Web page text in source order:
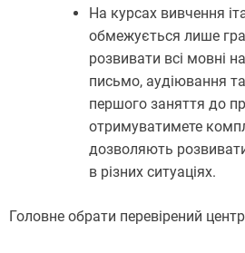
На курсах вивчення
обмежується лише
розвивати всі мовні
письмо, аудіювання
першого заняття до
отримуватимете
дозволяють
в різних ситуаціях.
Головне обрати перевірений